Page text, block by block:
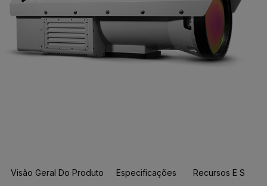
Visão Geral Do Produto Especificações Recursos E